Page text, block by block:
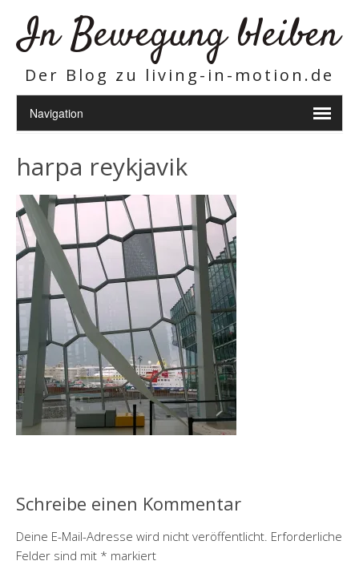
In Bewegung bleiben
Der Blog zu living-in-motion.de
harpa reykjavik
Schreibe einen Kommentar
Deine E-Mail-Adresse wird nicht veröffentlicht. Erforderliche
Felder sind mit * markiert